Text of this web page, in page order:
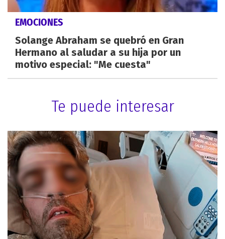
EMOCIONES
Solange Abraham se quebró en Gran
Hermano al saludar a su hija por un
motivo especial: "Me cuesta"
Te puede interesar